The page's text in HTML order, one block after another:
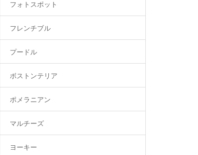
フォトスポット
フレンチブル
プードル
ボストンテリア
ポメラニアン
マルチーズ
ヨーキー